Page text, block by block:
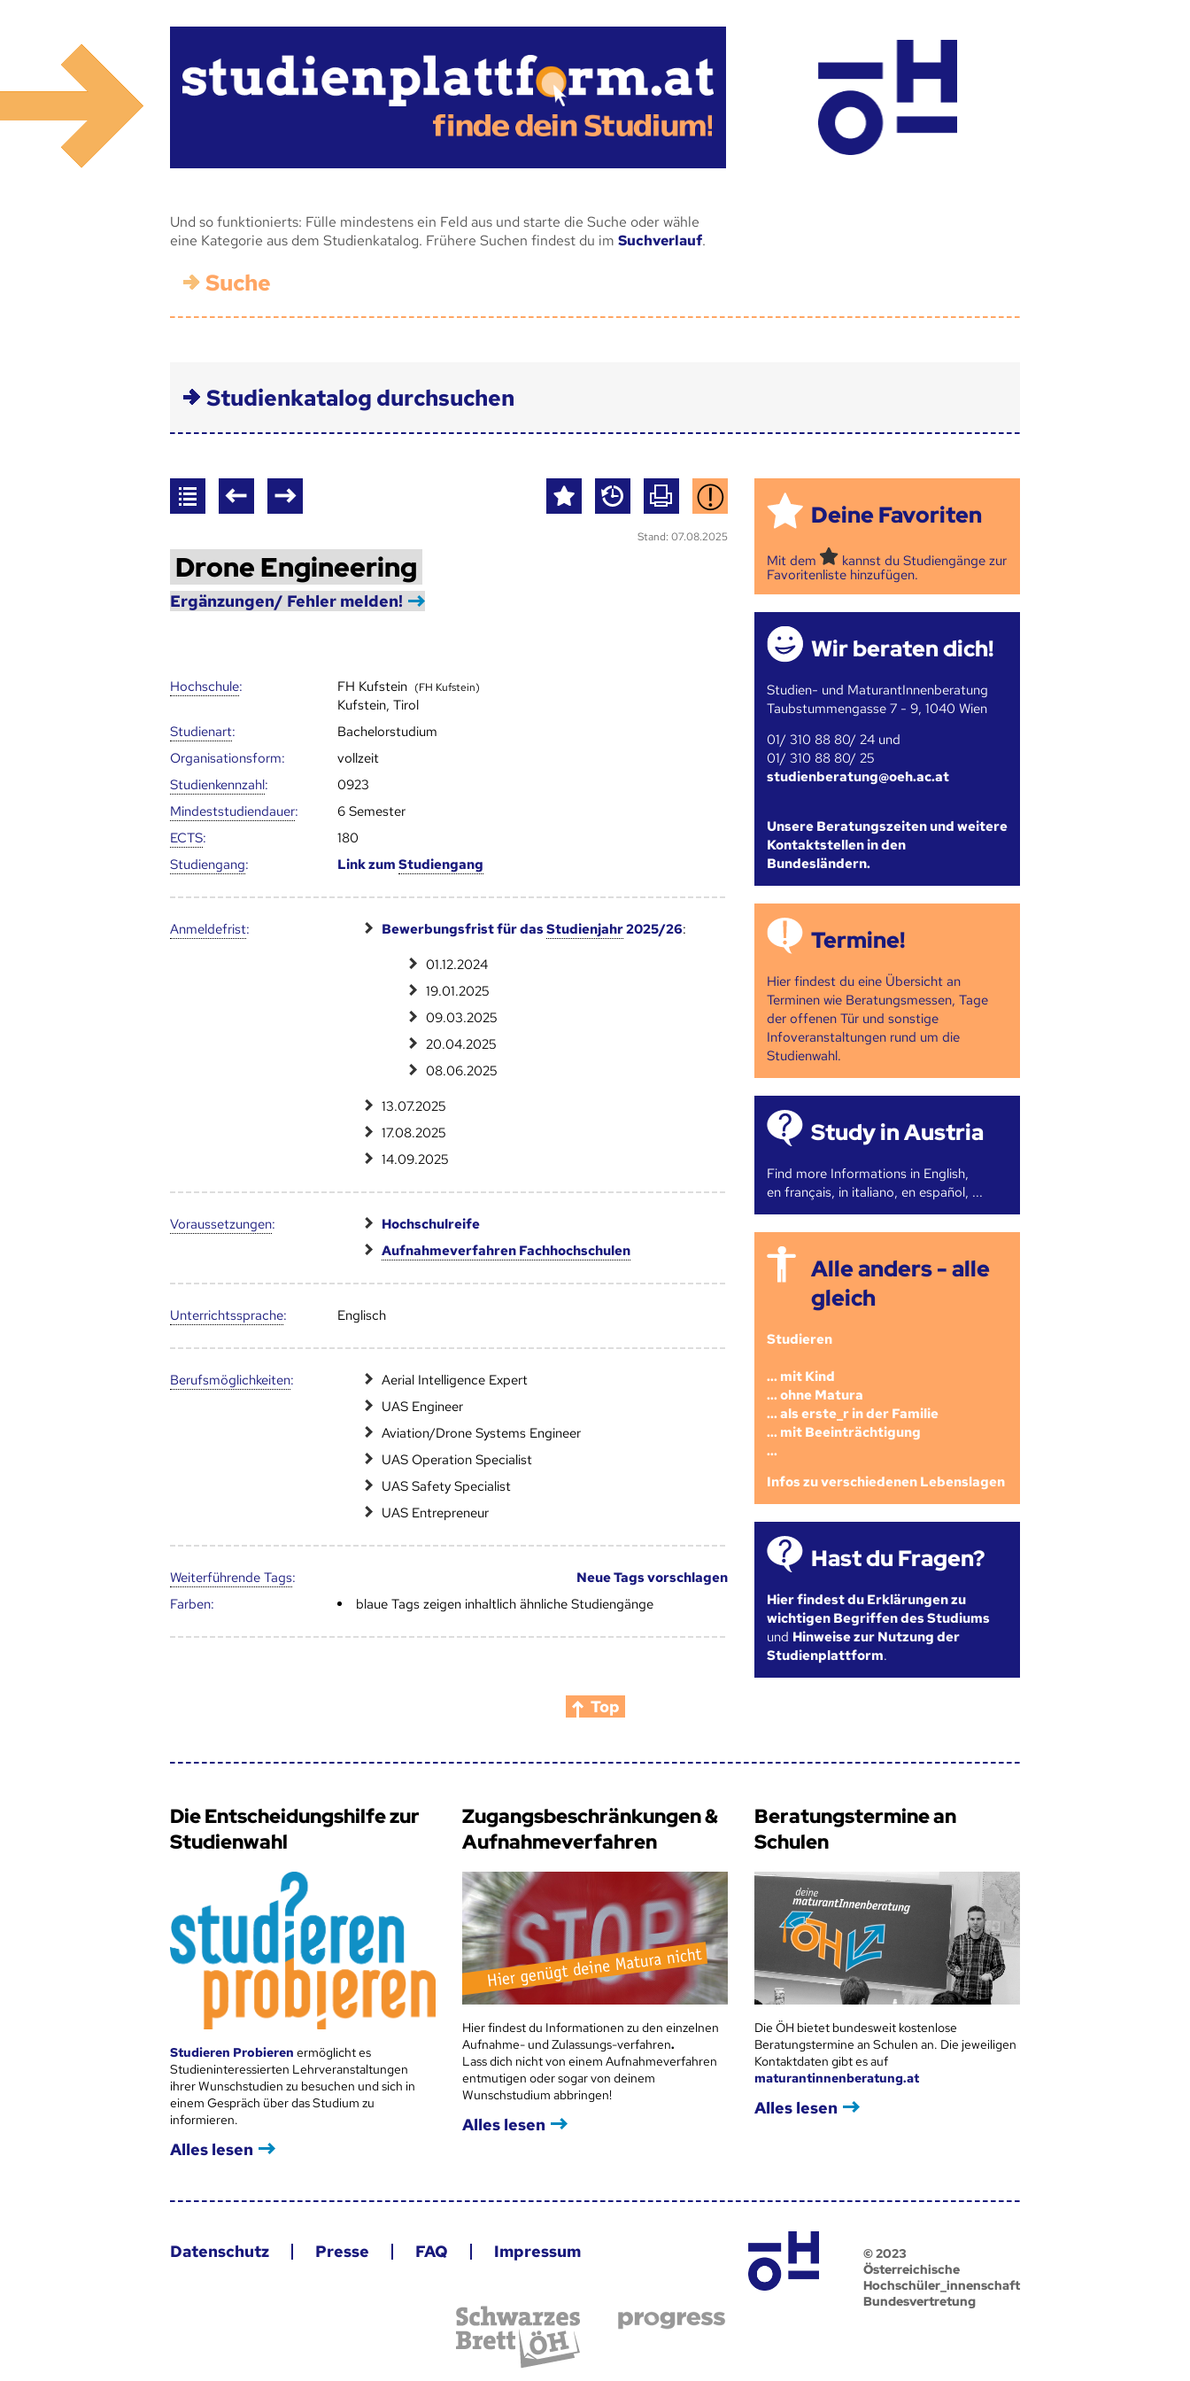
Und so funktionierts: Fülle mindestens ein Feld aus und starte die Suche oder wähle
eine Kategorie aus dem Studienkatalog. Frühere Suchen findest du im Suchverlauf.
Suche
Studienkatalog durchsuchen
Stand: 07.08.2025
Drone Engineering
Ergänzungen/ Fehler melden!
Hoch­schule: FH Kufstein (FH Kufstein)
Kufstein, Tirol
Studienart:
Bachelorstudium
Organisationsform:
vollzeit
Studien­kenn­zahl:
0923
Mindest­studien­dauer:
6 Semester
ECTS:
180
Studien­gang: Link zum Studien­gang
Anmelde­frist: Bewerbungsfrist für dasStudienjahr2025/26:
01.12.2024
19.01.2025
09.03.2025
20.04.2025
08.06.2025
13.07.2025
17.08.2025
14.09.2025
Voraus­setzungen:
Hochschulreife
Aufnahmeverfahren Fachhochschulen
Unter­richts­sprache: Englisch
Berufs­möglich­keiten:
Aerial Intelligence Expert
UAS Engineer
Aviation/Drone Systems Engineer
UAS Operation Specialist
UAS Safety Specialist
UAS Entrepreneur
Weiter­führende Tags:
Neue Tags vorschlagen
Farben:
blaue Tags zeigen inhaltlich ähnliche Studiengänge
Deine Favoriten
Mit dem
kannst du Studiengänge zur
Favoritenliste hinzufügen.
Wir beraten dich!
Studien- und MaturantInnenberatung
Taubstummengasse 7 - 9, 1040 Wien
01/ 310 88 80/ 24 und
01/ 310 88 80/ 25
studienberatung@oeh.ac.at
Unsere Beratungszeiten und weitere
Kontaktstellen in den
Bundesländern.
Termine!
Hier findest du eine Übersicht an
Terminen wie Beratungsmessen, Tage
der offenen Tür und sonstige
Infoveranstaltungen rund um die
Studienwahl.
Study in Austria
Find more Informations in English,
en français, in italiano, en español, ...
Alle anders - alle
gleich
Studieren
... mit Kind
... ohne Matura
... als erste_r in der Familie
... mit Beeinträchtigung
...
Infos zu verschiedenen Lebenslagen
Hast du Fragen?
Hier findest du Erklärungen zu
wichtigen Begriffen des Studiums
und Hinweise zur Nutzung der
Studienplattform.
Top
Die Entscheidungshilfe zur
Studienwahl
Studieren Probieren ermöglicht es
Studieninteressierten Lehrveranstaltungen
ihrer Wunschstudien zu besuchen und sich in
einem Gespräch über das Studium zu
informieren.
Alles lesen
Zugangsbeschränkungen &
Aufnahmeverfahren
Hier findest du Informationen zu den einzelnen
Aufnahme- und Zulassungs-verfahren.
Lass dich nicht von einem Aufnahmeverfahren
entmutigen oder sogar von deinem
Wunschstudium abbringen!
Alles lesen
Beratungstermine an
Schulen
Die ÖH bietet bundesweit kostenlose
Beratungstermine an Schulen an. Die jeweiligen
Kontaktdaten gibt es auf
maturantinnenberatung.at
Alles lesen
Datenschutz Presse FAQ Impressum
© 2023
Österreichische
Hochschüler_innenschaft
Bundesvertretung